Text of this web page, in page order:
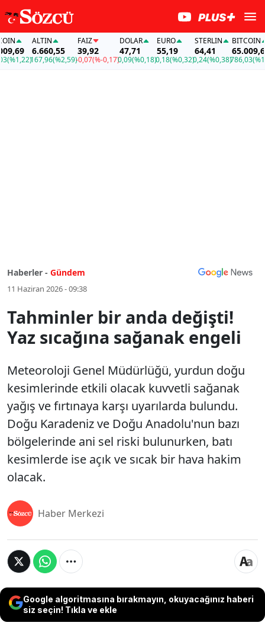
ALTIN
6.660,55
167,96(%2,59)
FAİZ
39,92
-0,07(%-0,17)
DOLAR
47,71
0,09(%0,18)
EURO
55,19
0,18(%0,32)
STERLIN
64,41
0,24(%0,38)
BITCOIN
65.009,69
786,03(%1,22)
Haberler - Gündem
11 Haziran 2026 - 09:38
Tahminler bir anda değişti!
Yaz sıcağına sağanak engeli
Meteoroloji Genel Müdürlüğü, yurdun doğu
kesimlerinde etkili olacak kuvvetli sağanak
yağış ve fırtınaya karşı uyarılarda bulundu.
Doğu Karadeniz ve Doğu Anadolu'nun bazı
bölgelerinde ani sel riski bulunurken, batı
kesimlerde ise açık ve sıcak bir hava hakim
olacak.
Haber Merkezi
Google algoritmasına bırakmayın, okuyacağınız haberi
siz seçin! Tıkla ve ekle